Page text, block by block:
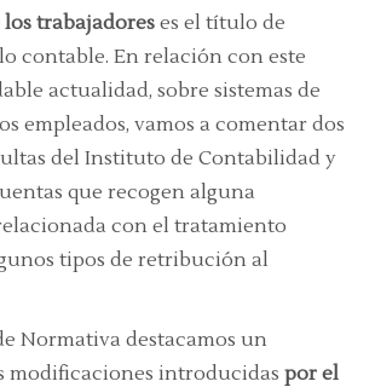
trabajadoreses el título de
contable. En relación con este
actualidad, sobre sistemas de
empleados, vamos a comentar dos
del Instituto de Contabilidad y
que recogen alguna
con el tratamiento
tipos de retribución al
Normativa destacamos un
modificaciones introducidas por el